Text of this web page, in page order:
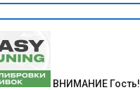
ВНИМАНИЕ Гость!